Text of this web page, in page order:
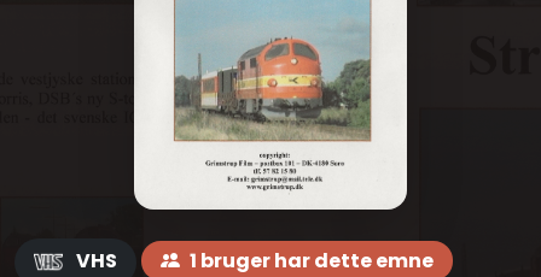
VHS 1 bruger har dette emne